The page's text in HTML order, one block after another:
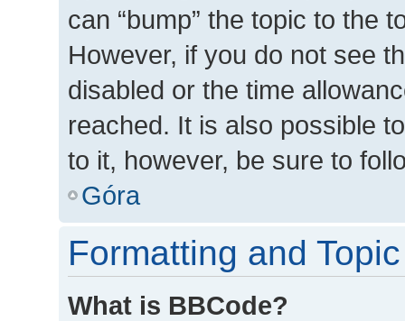
can “bump” the topic to the
However, if you do not see
disabled or the time
reached. It is also possible
to it, however, be sure to
Góra
Formatting and
What is BBCode?